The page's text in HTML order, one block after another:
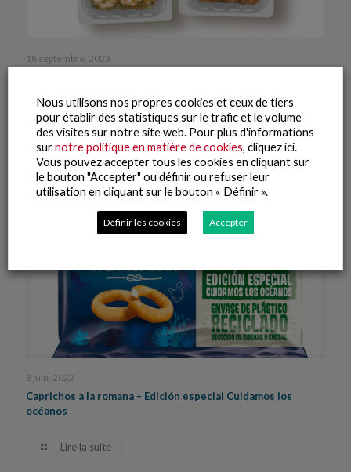
18 septembre, 2023
Lire la suite
8 juin, 2022
Caprichos a la romana – Edición especial Cuidamos los
océanos
Lire la suite
Nous utilisons nos propres cookies et ceux de tiers
pour établir des statistiques sur le trafic et le volume
des visites sur notre site web. Pour plus d'informations
surnotre politique en matière de cookies, cliquez ici.
Vous pouvez accepter tous les cookies en cliquant sur
le bouton "Accepter" ou définir ou refuser leur
utilisation en cliquant sur le bouton « Définir ».
Définir les cookies Accepter